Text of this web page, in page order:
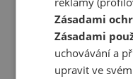
Odvážně naplno
dědictví a
stylovými trendy.
Zásadami
Zásadami
uchovávání a
upravit ve